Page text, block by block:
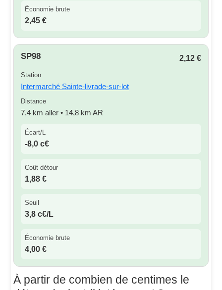
Économie brute
2,45 €
SP98 2,12 €
Station
Intermarché Sainte-livrade-sur-lot
Distance
7,4 km aller • 14,8 km AR
Écart/L
-8,0 c€
Coût détour
1,88 €
Seuil
3,8 c€/L
Économie brute
4,00 €
À partir de combien de centimes le